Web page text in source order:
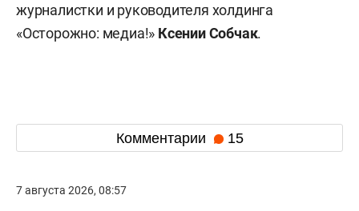
журналистки и руководителя холдинга
«Осторожно: медиа!» Ксении Собчак.
Комментарии 15
7 августа 2026, 08:57